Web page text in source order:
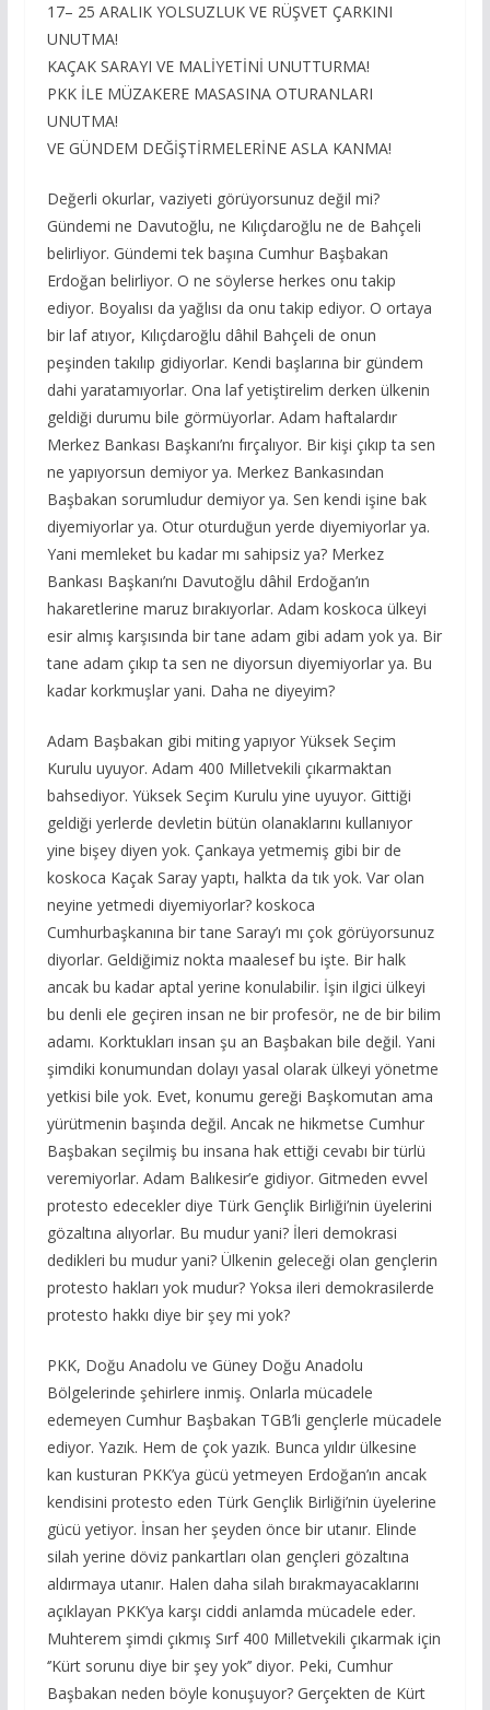
17– 25 ARALIK YOLSUZLUK VE RÜŞVET ÇARKINI
UNUTMA!
KAÇAK SARAYI VE MALİYETİNİ UNUTTURMA!
PKK İLE MÜZAKERE MASASINA OTURANLARI
UNUTMA!
VE GÜNDEM DEĞİŞTİRMELERİNE ASLA KANMA!
Değerli okurlar, vaziyeti görüyorsunuz değil mi?
Gündemi ne Davutoğlu, ne Kılıçdaroğlu ne de Bahçeli
belirliyor. Gündemi tek başına Cumhur Başbakan
Erdoğan belirliyor. O ne söylerse herkes onu takip
ediyor. Boyalısı da yağlısı da onu takip ediyor. O ortaya
bir laf atıyor, Kılıçdaroğlu dâhil Bahçeli de onun
peşinden takılıp gidiyorlar. Kendi başlarına bir gündem
dahi yaratamıyorlar. Ona laf yetiştirelim derken ülkenin
geldiği durumu bile görmüyorlar. Adam haftalardır
Merkez Bankası Başkanı’nı fırçalıyor. Bir kişi çıkıp ta sen
ne yapıyorsun demiyor ya. Merkez Bankasından
Başbakan sorumludur demiyor ya. Sen kendi işine bak
diyemiyorlar ya. Otur oturduğun yerde diyemiyorlar ya.
Yani memleket bu kadar mı sahipsiz ya? Merkez
Bankası Başkanı’nı Davutoğlu dâhil Erdoğan’ın
hakaretlerine maruz bırakıyorlar. Adam koskoca ülkeyi
esir almış karşısında bir tane adam gibi adam yok ya. Bir
tane adam çıkıp ta sen ne diyorsun diyemiyorlar ya. Bu
kadar korkmuşlar yani. Daha ne diyeyim?
Adam Başbakan gibi miting yapıyor Yüksek Seçim
Kurulu uyuyor. Adam 400 Milletvekili çıkarmaktan
bahsediyor. Yüksek Seçim Kurulu yine uyuyor. Gittiği
geldiği yerlerde devletin bütün olanaklarını kullanıyor
yine bişey diyen yok. Çankaya yetmemiş gibi bir de
koskoca Kaçak Saray yaptı, halkta da tık yok. Var olan
neyine yetmedi diyemiyorlar? koskoca
Cumhurbaşkanına bir tane Saray’ı mı çok görüyorsunuz
diyorlar. Geldiğimiz nokta maalesef bu işte. Bir halk
ancak bu kadar aptal yerine konulabilir. İşin ilgici ülkeyi
bu denli ele geçiren insan ne bir profesör, ne de bir bilim
adamı. Korktukları insan şu an Başbakan bile değil. Yani
şimdiki konumundan dolayı yasal olarak ülkeyi yönetme
yetkisi bile yok. Evet, konumu gereği Başkomutan ama
yürütmenin başında değil. Ancak ne hikmetse Cumhur
Başbakan seçilmiş bu insana hak ettiği cevabı bir türlü
veremiyorlar. Adam Balıkesir’e gidiyor. Gitmeden evvel
protesto edecekler diye Türk Gençlik Birliği’nin üyelerini
gözaltına alıyorlar. Bu mudur yani? İleri demokrasi
dedikleri bu mudur yani? Ülkenin geleceği olan gençlerin
protesto hakları yok mudur? Yoksa ileri demokrasilerde
protesto hakkı diye bir şey mi yok?
PKK, Doğu Anadolu ve Güney Doğu Anadolu
Bölgelerinde şehirlere inmiş. Onlarla mücadele
edemeyen Cumhur Başbakan TGB’li gençlerle mücadele
ediyor. Yazık. Hem de çok yazık. Bunca yıldır ülkesine
kan kusturan PKK’ya gücü yetmeyen Erdoğan’ın ancak
kendisini protesto eden Türk Gençlik Birliği’nin üyelerine
gücü yetiyor. İnsan her şeyden önce bir utanır. Elinde
silah yerine döviz pankartları olan gençleri gözaltına
aldırmaya utanır. Halen daha silah bırakmayacaklarını
açıklayan PKK’ya karşı ciddi anlamda mücadele eder.
Muhterem şimdi çıkmış Sırf 400 Milletvekili çıkarmak için
‘’Kürt sorunu diye bir şey yok’’ diyor. Peki, Cumhur
Başbakan neden böyle konuşuyor? Gerçekten de Kürt